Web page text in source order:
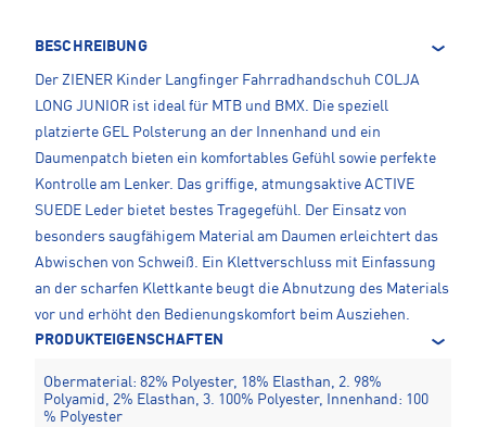
BESCHREIBUNG
Der ZIENER Kinder Langfinger Fahrradhandschuh COLJA
LONG JUNIOR ist ideal für MTB und BMX. Die speziell
platzierte GEL Polsterung an der Innenhand und ein
Daumenpatch bieten ein komfortables Gefühl sowie perfekte
Kontrolle am Lenker. Das griffige, atmungsaktive ACTIVE
SUEDE Leder bietet bestes Tragegefühl. Der Einsatz von
besonders saugfähigem Material am Daumen erleichtert das
Abwischen von Schweiß. Ein Klettverschluss mit Einfassung
an der scharfen Klettkante beugt die Abnutzung des Materials
vor und erhöht den Bedienungskomfort beim Ausziehen.
PRODUKTEIGENSCHAFTEN
Obermaterial: 82% Polyester, 18% Elasthan, 2. 98%
Polyamid, 2% Elasthan, 3. 100% Polyester, Innenhand: 100
% Polyester